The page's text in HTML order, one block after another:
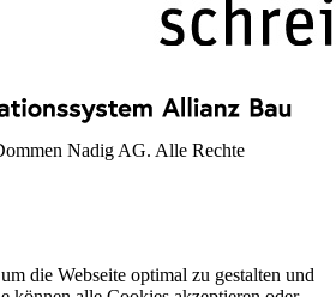
Nadig AG. Alle Rechte
die Webseite optimal zu gestalten und